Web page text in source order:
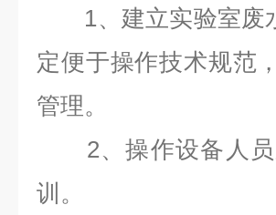
1、建立实验室废
定便于操作技术规范
管理。
2、操作设备人员
训。